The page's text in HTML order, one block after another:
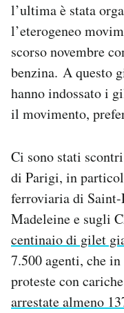
Area Personale
Newsletter
Notifiche mobile
Regala il Post
Hai bisogno di
l’ultima è stata
l’eterogeneo
scorso novembre
benzina. A questo
hanno indossato i
il movimento,
Ci sono stati
di Parigi, in
ferroviaria di
Madeleine e sugli
centinaio di gilet
7.500 agenti, che
proteste con
arrestate almeno